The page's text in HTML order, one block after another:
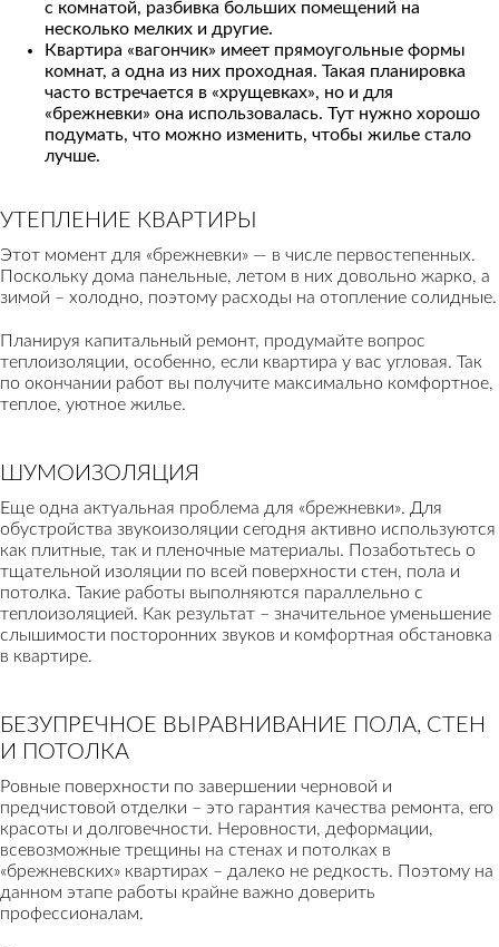
с комнатой, разбивка больших помещений на
несколько мелких и другие.
Квартира «вагончик» имеет прямоугольные формы
комнат, а одна из них проходная. Такая планировка
часто встречается в «хрущевках», но и для
«брежневки» она использовалась. Тут нужно хорошо
подумать, что можно изменить, чтобы жилье стало
лучше.
УТЕПЛЕНИЕ КВАРТИРЫ
Этот момент для «брежневки» — в числе первостепенных.
Поскольку дома панельные, летом в них довольно жарко, а
зимой – холодно, поэтому расходы на отопление солидные.
Планируя капитальный ремонт, продумайте вопрос
теплоизоляции, особенно, если квартира у вас угловая. Так
по окончании работ вы получите максимально комфортное,
теплое, уютное жилье.
ШУМОИЗОЛЯЦИЯ
Еще одна актуальная проблема для «брежневки». Для
обустройства звукоизоляции сегодня активно используются
как плитные, так и пленочные материалы. Позаботьтесь о
тщательной изоляции по всей поверхности стен, пола и
потолка. Такие работы выполняются параллельно с
теплоизоляцией. Как результат – значительное уменьшение
слышимости посторонних звуков и комфортная обстановка
в квартире.
БЕЗУПРЕЧНОЕ ВЫРАВНИВАНИЕ ПОЛА, СТЕН
И ПОТОЛКА
Ровные поверхности по завершении черновой и
предчистовой отделки – это гарантия качества ремонта, его
красоты и долговечности. Неровности, деформации,
всевозможные трещины на стенах и потолках в
«брежневских» квартирах – далеко не редкость. Поэтому на
данном этапе работы крайне важно доверить
профессионалам.